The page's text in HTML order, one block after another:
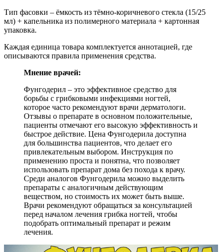
Тип фасовки – ёмкость из тёмно-коричневого стекла (15/25
мл) + капельника из полимерного материала + картонная
упаковка.
Каждая единица товара комплектуется аннотацией, где
описываются правила применения средства.
Мнение врачей:
Фунгодерил – это эффективное средство для
борьбы с грибковыми инфекциями ногтей,
которое часто рекомендуют врачи дерматологи.
Отзывы о препарате в основном положительные,
пациенты отмечают его высокую эффективность и
быстрое действие. Цена Фунгодерила доступна
для большинства пациентов, что делает его
привлекательным выбором. Инструкция по
применению проста и понятна, что позволяет
использовать препарат дома без похода к врачу.
Среди аналогов Фунгодерила можно выделить
препараты с аналогичным действующим
веществом, но стоимость их может быть выше.
Врачи рекомендуют обращаться за консультацией
перед началом лечения грибка ногтей, чтобы
подобрать оптимальный препарат и режим
лечения.